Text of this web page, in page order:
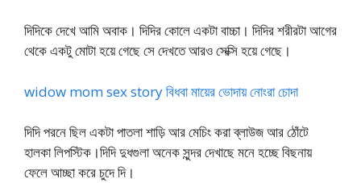
দিদিকে দেখে আমি অবাক। দিদির কোলে একটা বাচ্চা। দিদির শরীরটা আগের
থেকে একটু মোটা হয়ে গেছে সে দেখতে আরও সেক্সি হয়ে গেছে।
widow mom sex story বিধবা মায়ের ভোদায় নোংরা চোদা
দিদি পরনে ছিল একটা পাতলা শাড়ি আর মেচিং করা ব্লাউজ আর ঠোঁটে
হালকা লিপস্টিক।দিদি দুধগুলা অনেক সুন্দর দেখাছে মনে হচ্ছে বিছনায়
ফেলে আচ্ছা করে চুদে দি।